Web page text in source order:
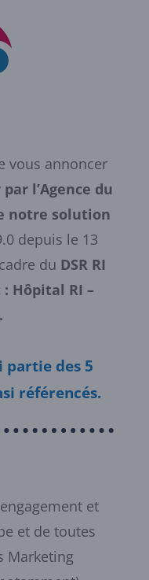
vous annoncer
l’Agence du
notre solution
depuis le 13
du DSR RI
Hôpital RI –
partie des 5
référencés.
et
et de toutes
Marketing